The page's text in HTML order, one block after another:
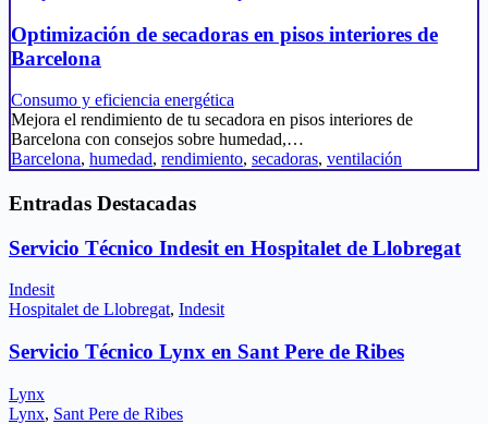
Optimización de secadoras en pisos interiores de
Barcelona
Consumo y eficiencia energética
Mejora el rendimiento de tu secadora en pisos interiores de
Barcelona con consejos sobre humedad,…
Barcelona, humedad, rendimiento, secadoras, ventilación
Entradas Destacadas
Servicio Técnico Indesit en Hospitalet de Llobregat
Indesit
Hospitalet de Llobregat, Indesit
Servicio Técnico Lynx en Sant Pere de Ribes
Lynx
Lynx, Sant Pere de Ribes